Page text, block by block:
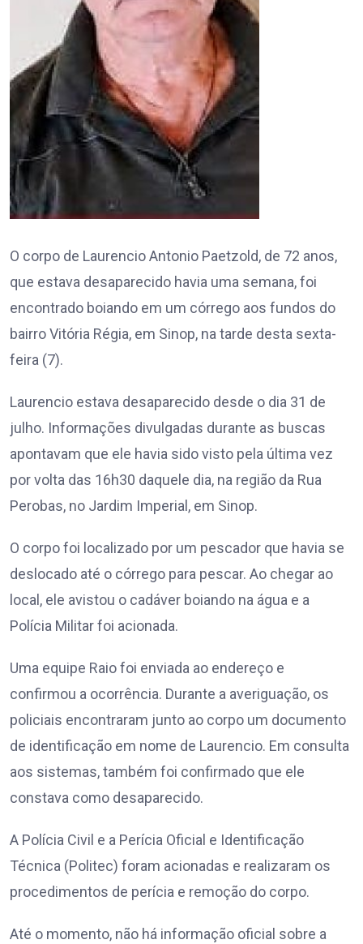
O corpo de Laurencio Antonio Paetzold, de 72 anos,
que estava desaparecido havia uma semana, foi
encontrado boiando em um córrego aos fundos do
bairro Vitória Régia, em Sinop, na tarde desta sexta-
feira (7).
Laurencio estava desaparecido desde o dia 31 de
julho. Informações divulgadas durante as buscas
apontavam que ele havia sido visto pela última vez
por volta das 16h30 daquele dia, na região da Rua
Perobas, no Jardim Imperial, em Sinop.
O corpo foi localizado por um pescador que havia se
deslocado até o córrego para pescar. Ao chegar ao
local, ele avistou o cadáver boiando na água e a
Polícia Militar foi acionada.
Uma equipe Raio foi enviada ao endereço e
confirmou a ocorrência. Durante a averiguação, os
policiais encontraram junto ao corpo um documento
de identificação em nome de Laurencio. Em consulta
aos sistemas, também foi confirmado que ele
constava como desaparecido.
A Polícia Civil e a Perícia Oficial e Identificação
Técnica (Politec) foram acionadas e realizaram os
procedimentos de perícia e remoção do corpo.
Até o momento, não há informação oficial sobre a